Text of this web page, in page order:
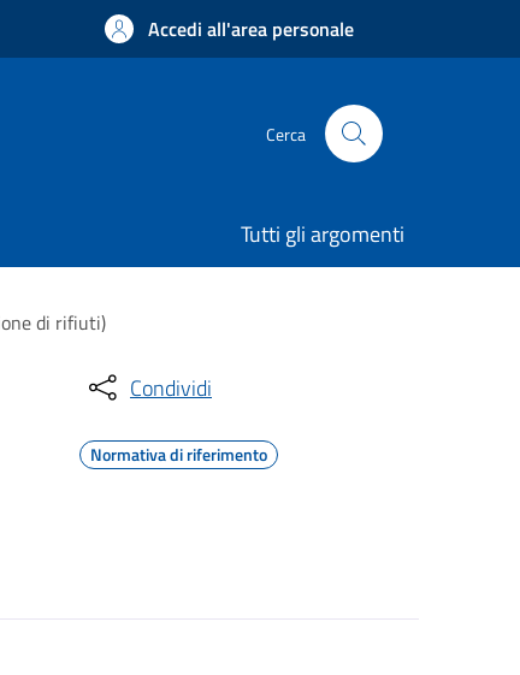
Accedi all'area personale
Cerca
Tutti gli argomenti
di rifiuti)
Condividi
Normativa di riferimento